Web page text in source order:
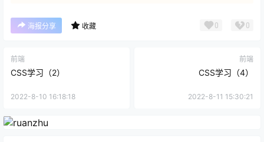
海报分享 收藏 0 0
前端
CSS学习（2）
2022-8-10 16:18:18
前端
CSS学习（4）
2022-8-11 15:30:21